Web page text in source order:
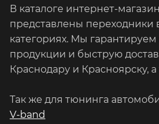
В каталоге интернет-
представлены переходники
категориях. Мы
продукции и быструю
Краснодару и Красноярску,
Так же для тюнинга
V-band